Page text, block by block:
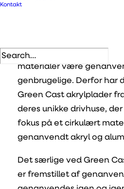
Kontakt
I videst mulig udstrækning
materialer være
genbrugelige. Derfor har
Green Cast akrylplader
deres unikke drivhuse,
fokus på et cirkulært
genanvendt akryl og
Det særlige ved Green
er fremstillet af